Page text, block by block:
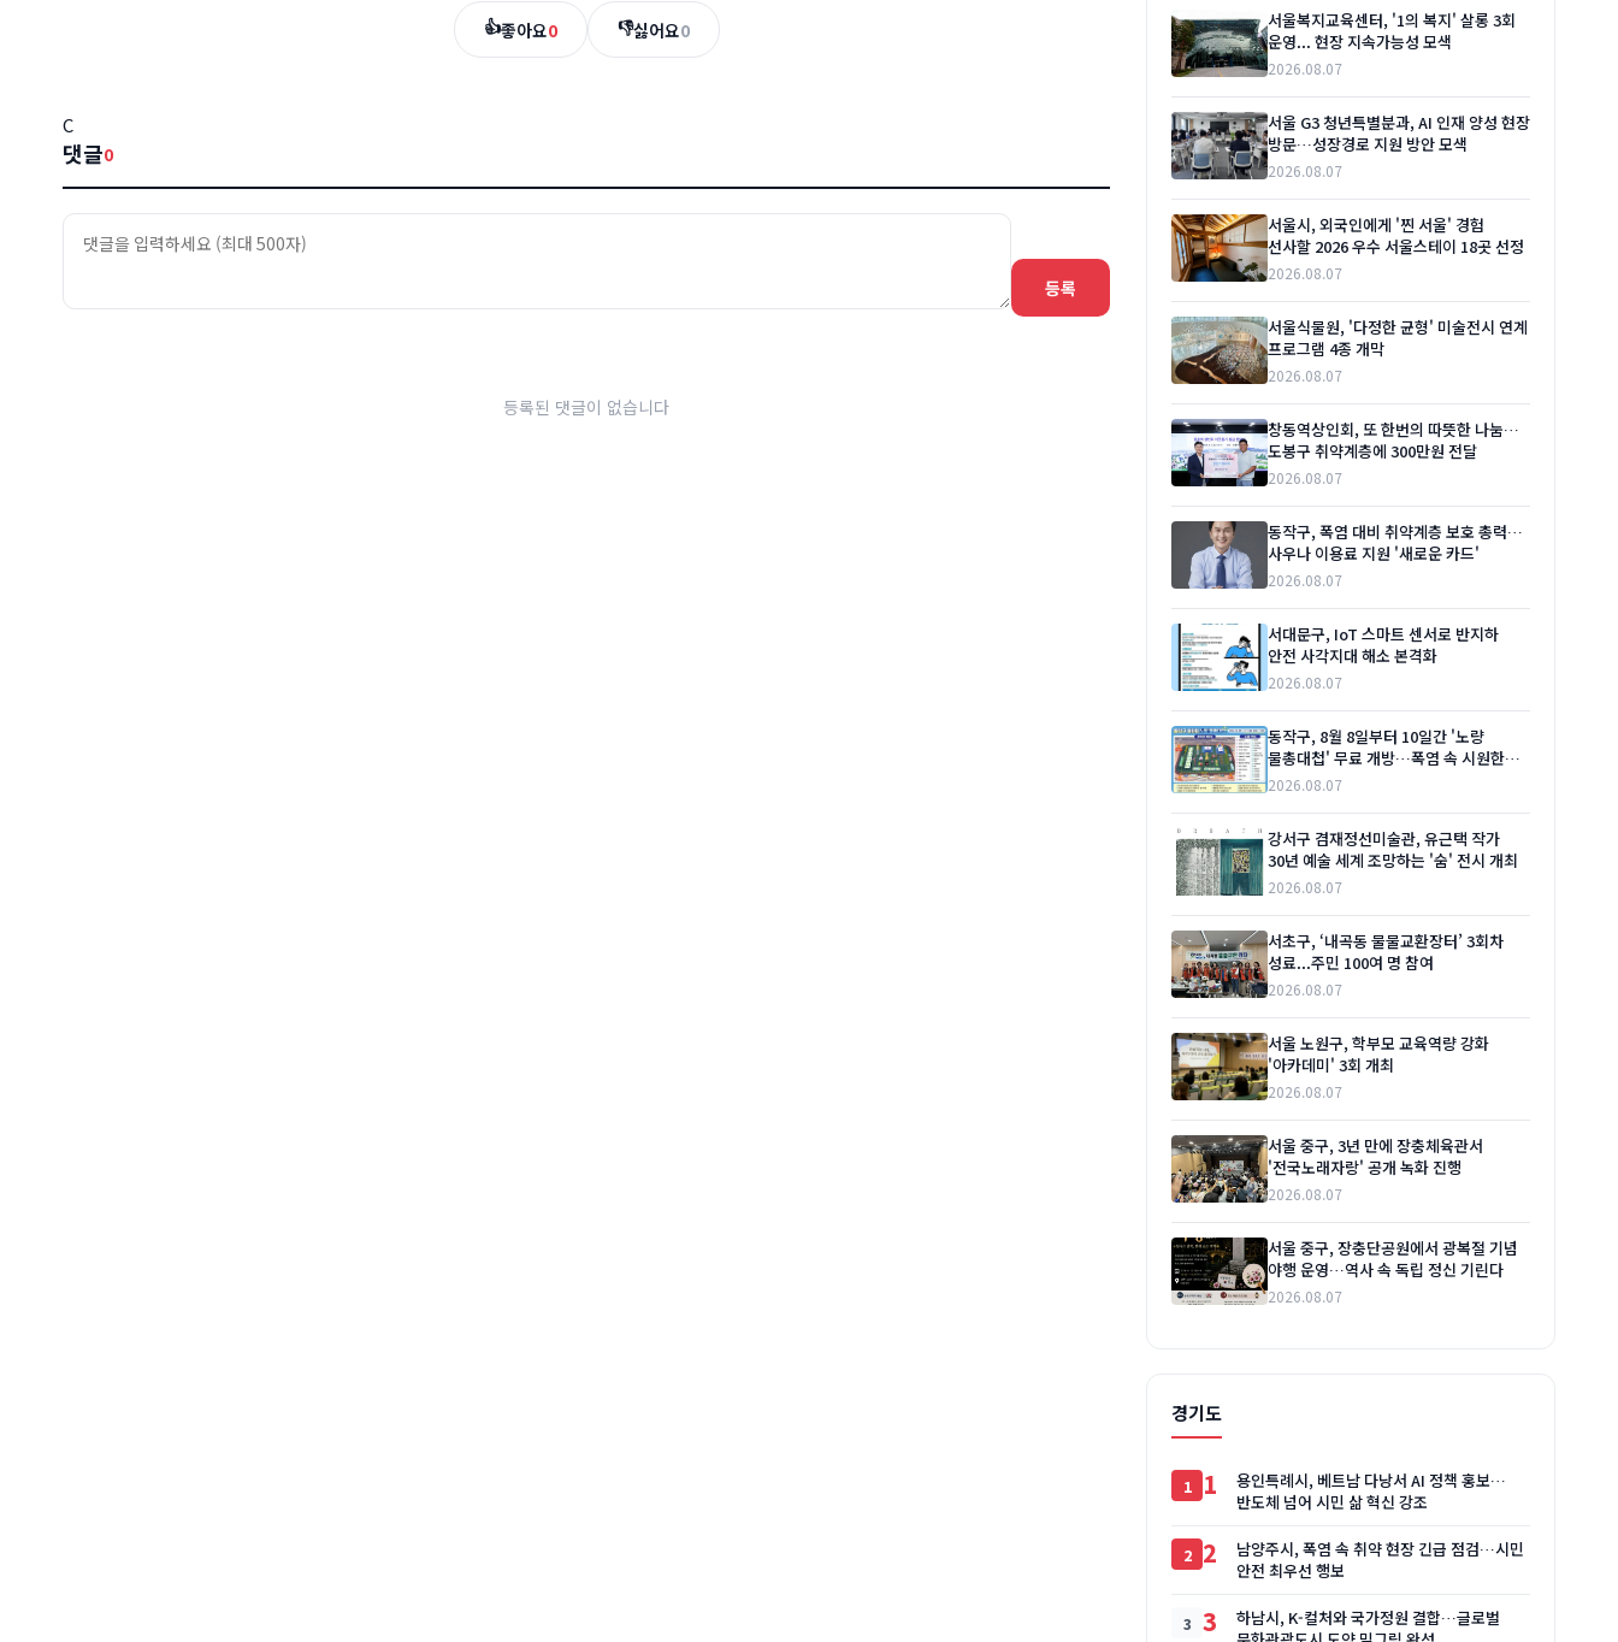
👍좋아요0 👎싫어요0
C
댓글0
등록
등록된 댓글이 없습니다
서울복지교육센터, '1의 복지' 살롱 3회
운영... 현장 지속가능성 모색
2026.08.07
서울 G3 청년특별분과, AI 인재 양성 현장
방문…성장경로 지원 방안 모색
2026.08.07
서울시, 외국인에게 '찐 서울' 경험
선사할 2026 우수 서울스테이 18곳 선정
2026.08.07
서울식물원, '다정한 균형' 미술전시 연계
프로그램 4종 개막
2026.08.07
창동역상인회, 또 한번의 따뜻한 나눔…
도봉구 취약계층에 300만원 전달
2026.08.07
동작구, 폭염 대비 취약계층 보호 총력…
사우나 이용료 지원 '새로운 카드'
2026.08.07
서대문구, IoT 스마트 센서로 반지하
안전 사각지대 해소 본격화
2026.08.07
동작구, 8월 8일부터 10일간 '노량
물총대첩' 무료 개방…폭염 속 시원한
여름 선물
2026.08.07
강서구 겸재정선미술관, 유근택 작가
30년 예술 세계 조망하는 '숨' 전시 개최
2026.08.07
서초구, ‘내곡동 물물교환장터’ 3회차
성료...주민 100여 명 참여
2026.08.07
서울 노원구, 학부모 교육역량 강화
'아카데미' 3회 개최
2026.08.07
서울 중구, 3년 만에 장충체육관서
'전국노래자랑' 공개 녹화 진행
2026.08.07
서울 중구, 장충단공원에서 광복절 기념
야행 운영…역사 속 독립 정신 기린다
2026.08.07
경기도
1
용인특례시, 베트남 다낭서 AI 정책 홍보…
반도체 넘어 시민 삶 혁신 강조
2
남양주시, 폭염 속 취약 현장 긴급 점검…시민
안전 최우선 행보
3
하남시, K-컬처와 국가정원 결합…글로벌